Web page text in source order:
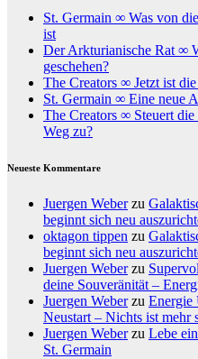
St. Germain ∞ Was von
ist
Der Arkturianische Rat ∞
geschehen?
The Creators ∞ Jetzt ist
St. Germain ∞ Eine neue
The Creators ∞ Steuert
Weg zu?
Neueste Kommentare
Juergen Weberzu
beginnt sich neu
oktagon tippen zu
beginnt sich neu
Juergen Weberzu
deine Souveränität –
Juergen Weberzu Energie
Neustart – Nichts ist mehr
Juergen Weberzu Lebe
St. Germain